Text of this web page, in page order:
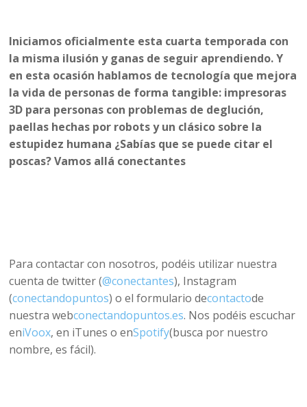
Iniciamos oficialmente esta cuarta temporada con
la misma ilusión y ganas de seguir aprendiendo. Y
en esta ocasión hablamos de tecnología que mejora
la vida de personas de forma tangible: impresoras
3D para personas con problemas de deglución,
paellas hechas por robots y un clásico sobre la
estupidez humana ¿Sabías que se puede citar el
poscas? Vamos allá conectantes
Para contactar con nosotros, podéis utilizar nuestra
cuenta de twitter (@conectantes), Instagram
(conectandopuntos) o el formulario decontactode
nuestra webconectandopuntos.es. Nos podéis escuchar
eniVoox, en iTunes o enSpotify(busca por nuestro
nombre, es fácil).